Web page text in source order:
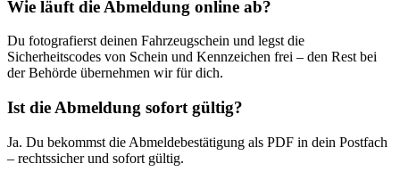
Wie läuft die Abmeldung online ab?
Du fotografierst deinen Fahrzeugschein und legst die
Sicherheitscodes von Schein und Kennzeichen frei – den Rest bei
der Behörde übernehmen wir für dich.
Ist die Abmeldung sofort gültig?
Ja. Du bekommst die Abmeldebestätigung als PDF in dein Postfach
– rechtssicher und sofort gültig.